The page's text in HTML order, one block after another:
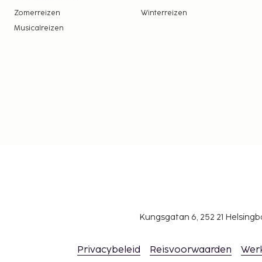
Zomerreizen Winterreizen
Musicalreizen
Kungsgatan 6, 252 21
Privacybeleid Reisvoorwaarden